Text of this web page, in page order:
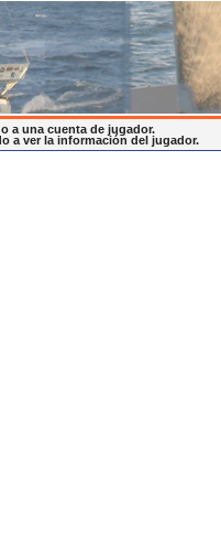
a una cuenta de jugador.
a ver la información del jugador.